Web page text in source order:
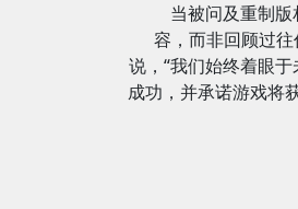
当被问及重制
容，而非回顾过
说，“我们始终着眼
成功，并承诺游戏将